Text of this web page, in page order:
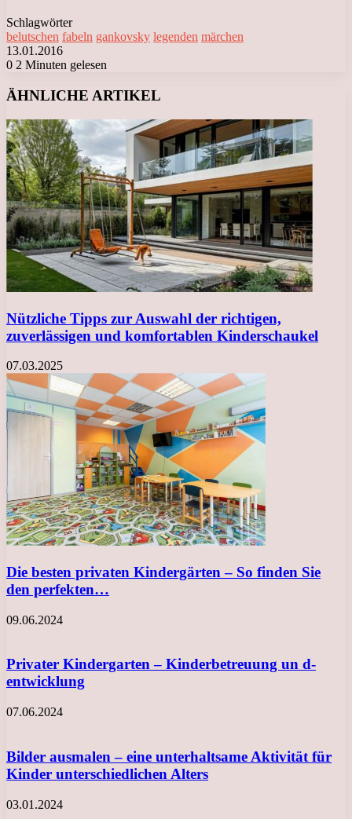
Schlagwörter
belutschen fabeln gankovsky legenden märchen
13.01.2016
0 2 Minuten gelesen
ÄHNLICHE ARTIKEL
Nützliche Tipps zur Auswahl der richtigen,
zuverlässigen und komfortablen Kinderschaukel
07.03.2025
Die besten privaten Kindergärten – So finden Sie
den perfekten…
09.06.2024
Privater Kindergarten – Kinderbetreuung un d-
entwicklung
07.06.2024
Bilder ausmalen – eine unterhaltsame Aktivität für
Kinder unterschiedlichen Alters
03.01.2024